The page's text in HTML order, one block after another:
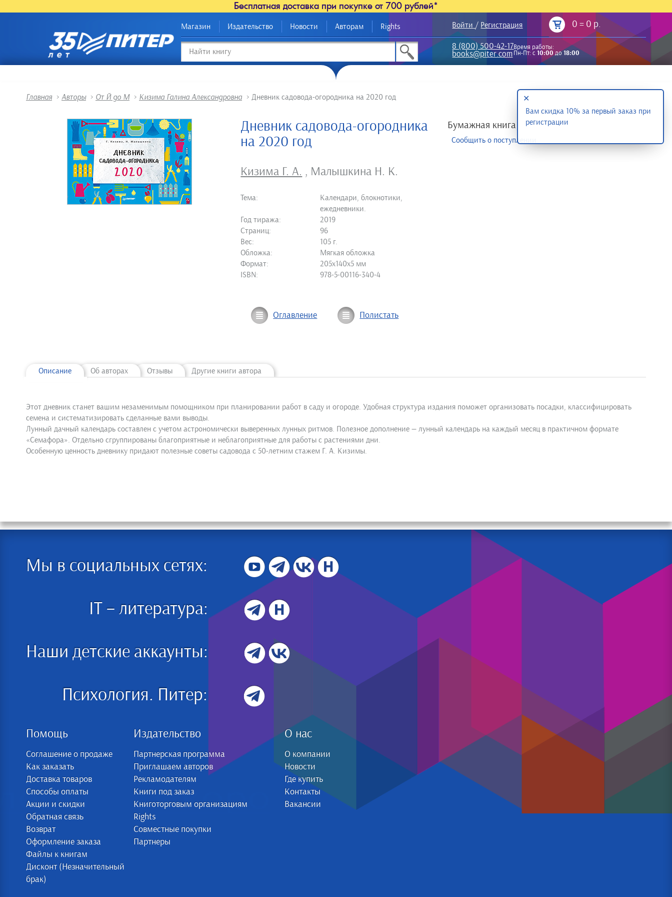
Бесплатная доставка при покупке от 700 рублей*
Магазин Издательство Новости Авторам Rights Войти / Регистрация 0 = 0 р.
8 (800) 500-42-17
books@piter.com
Время работы:
Пн-Пт: с10:00до18:00
Главная > Авторы > От Й до М > Кизима Галина Александровна > Дневник садовода-огородника на 2020 год
Дневник садовода-огородника
на 2020 год
Кизима Г. А. , Малышкина Н. К.
Тема:
Календари, блокнотики,
ежедневники.
Год тиража:
2019
Страниц:
96
Вес:
105 г.
Обложка:
Мягкая обложка
Формат:
205х140х5 мм
ISBN:
978-5-00116-340-4
Бумажная книга
Сообщить о поступлении
Оглавление Полистать
Описание Об авторах Отзывы Другие книги автора
Этот дневник станет вашим незаменимым помощником при планировании работ в саду и огороде. Удобная структура издания поможет организовать посадки, классифицировать
семена и систематизировать сделанные вами выводы.
Лунный дачный календарь составлен с учетом астрономически выверенных лунных ритмов. Полезное дополнение — лунный календарь на каждый месяц в практичном формате
«Семафора». Отдельно сгруппированы благоприятные и неблагоприятные для работы с растениями дни.
Особенную ценность дневнику придают полезные советы садовода с 50-летним стажем Г. А. Кизимы.
Мы в социальных сетях:
IT – литература:
Наши детские аккаунты:
Психология. Питер:
Помощь
Соглашение о продаже
Как заказать
Доставка товаров
Способы оплаты
Акции и скидки
Обратная связь
Возврат
Оформление заказа
Файлы к книгам
Дисконт (Незначительный
брак)
Издательство
Партнерская программа
Приглашаем авторов
Рекламодателям
Книги под заказ
Книготорговым организациям
Rights
Совместные покупки
Партнеры
О нас
О компании
Новости
Где купить
Контакты
Вакансии
Вам скидка 10% за первый заказ при
регистрации
✕